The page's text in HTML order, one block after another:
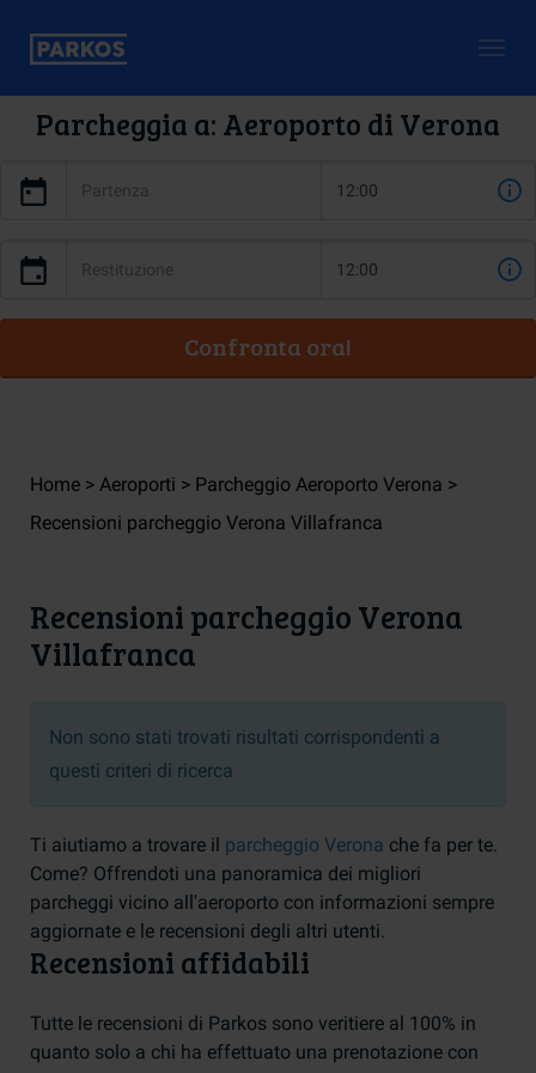
Parcheggia a: Aeroporto di Verona
Confronta ora!
Home Aeroporti
Parcheggio Aeroporto Verona
Recensioni parcheggio Verona Villafranca
Recensioni parcheggio Verona
Villafranca
Non sono stati trovati risultati corrispondenti a
questi criteri di ricerca
Ti aiutiamo a trovare il parcheggio Verona che fa per te.
Come? Offrendoti una panoramica dei migliori
parcheggi vicino all'aeroporto con informazioni sempre
aggiornate e le recensioni degli altri utenti.
Recensioni affidabili
Tutte le recensioni di Parkos sono veritiere al 100% in
quanto solo a chi ha effettuato una prenotazione con